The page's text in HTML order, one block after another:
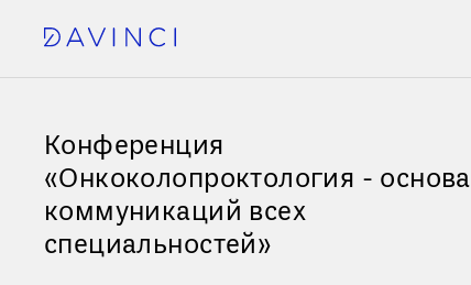
Конференция
«Онкоколопроктология - основа
коммуникаций всех
специальностей»